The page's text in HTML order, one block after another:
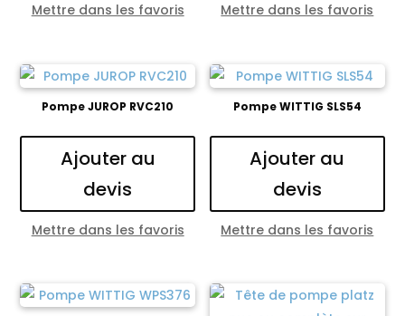
Mettre dans les favoris Mettre dans les favoris
Pompe JUROP RVC210
Ajouter au
devis
Mettre dans les favoris
Pompe WITTIG SLS54
Ajouter au
devis
Mettre dans les favoris